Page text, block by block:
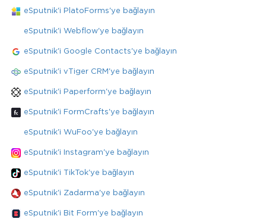
eSputnik'i PlatoForms'ye bağlayın
eSputnik'i Webflow'ye bağlayın
eSputnik'i Google Contacts'ye bağlayın
eSputnik'i vTiger CRM'ye bağlayın
eSputnik'i Paperform'ye bağlayın
eSputnik'i FormCrafts'ye bağlayın
eSputnik'i WuFoo'ye bağlayın
eSputnik'i Instagram'ye bağlayın
eSputnik'i TikTok'ye bağlayın
eSputnik'i Zadarma'ye bağlayın
eSputnik'i Bit Form'ye bağlayın